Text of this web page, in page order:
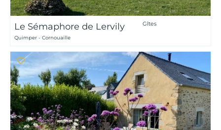
Le Sémaphore de Lervily
Quimper - Cornouaille
Gîtes